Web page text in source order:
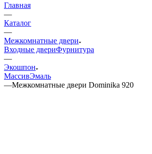
Главная
—
Каталог
—
Межкомнатные двери
Входные двериФурнитура
—
Экошпон
МассивЭмаль
—Межкомнатные двери Dominika 920